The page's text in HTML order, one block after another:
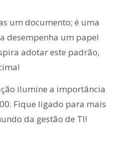
um documento; é uma
desempenha um papel
adotar este padrão,
ilumine a importância
Fique ligado para mais
da gestão de TI!